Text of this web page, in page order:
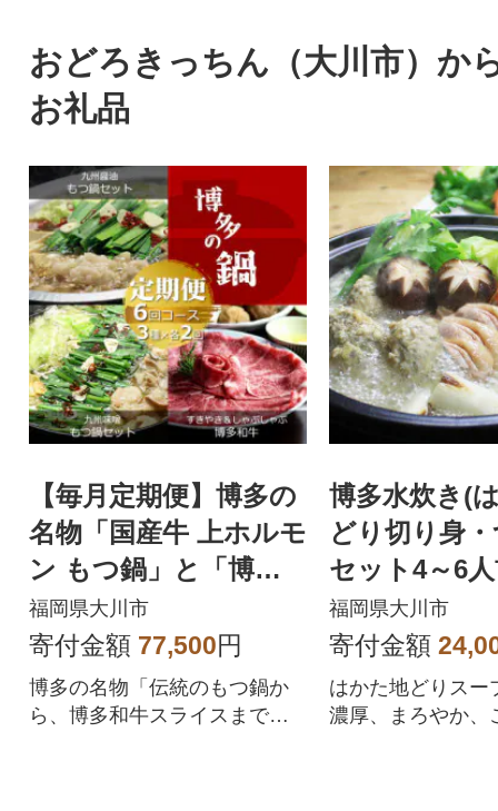
おどろきっちん（大川市）か
お礼品
【毎月定期便】博多の
名物「国産牛 上ホルモ
ン もつ鍋」と「博多
和牛スライス」(大川
市)全6回
福岡県大川市
寄付金額 77,500円
博多の名物「伝統のもつ鍋か
ら、博多和牛スライスまで」3
博多水炊き(
どり切り身
セット4～6
市)
福岡県大川市
寄付金額
はかた地どりスー
濃厚、まろやか、